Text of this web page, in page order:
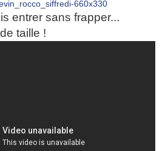
entrer sans frapper...
taille !